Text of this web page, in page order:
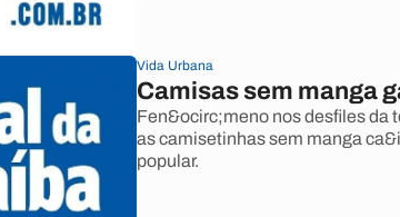
Vida Urbana
Camisas sem manga
Fen&ocirc;meno nos desfiles da
as camisetinhas sem manga
popular.